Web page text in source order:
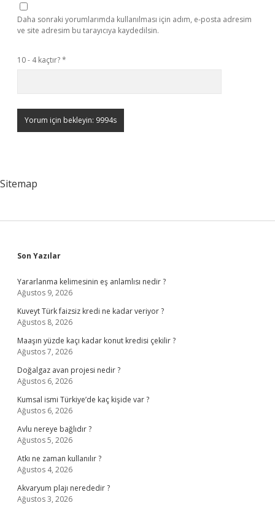
Daha sonraki yorumlarımda kullanılması için adım, e-posta adresim
ve site adresim bu tarayıcıya kaydedilsin.
10 - 4 kaçtır?*
Sitemap
Sidebar
Son Yazılar
Yararlanma kelimesinin eş anlamlısı nedir ?
Ağustos 9, 2026
Kuveyt Türk faizsiz kredi ne kadar veriyor ?
Ağustos 8, 2026
Maaşın yüzde kaçı kadar konut kredisi çekilir ?
Ağustos 7, 2026
Doğalgaz avan projesi nedir ?
Ağustos 6, 2026
Kumsal ismi Türkiye’de kaç kişide var ?
Ağustos 6, 2026
Avlu nereye bağlıdır ?
Ağustos 5, 2026
Atkı ne zaman kullanılır ?
Ağustos 4, 2026
Akvaryum plajı nerededir ?
Ağustos 3, 2026